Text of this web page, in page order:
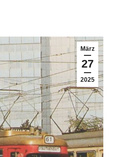
März
27
2025